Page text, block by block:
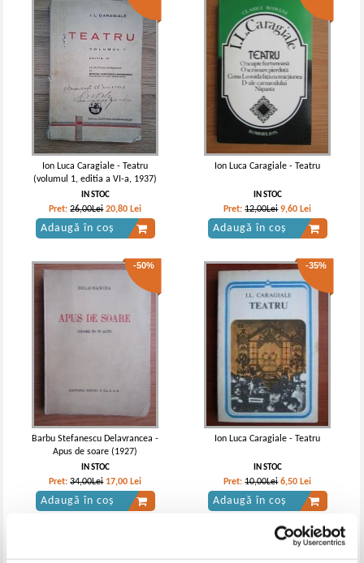
Ion Luca Caragiale - Teatru
(volumul 1, editia a VI-a, 1937)
IN STOC
Pret:26,00Lei 20,80 Lei
Adaugă în coș
Ion Luca Caragiale - Teatru
IN STOC
Pret:12,00Lei 9,60 Lei
Adaugă în coș
-50%
Barbu Stefanescu Delavrancea -
Apus de soare (1927)
IN STOC
Pret:34,00Lei 17,00 Lei
Adaugă în coș
-35%
Ion Luca Caragiale - Teatru
IN STOC
Pret:10,00Lei 6,50 Lei
Adaugă în coș
-20%